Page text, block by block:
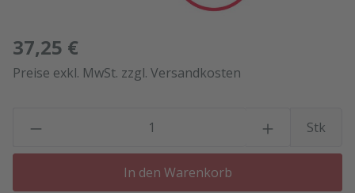
37,25 €
Preise exkl. MwSt. zzgl. Versandkosten
Stk
In den Warenkorb